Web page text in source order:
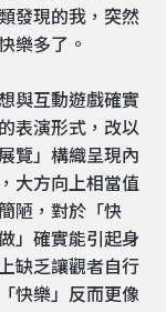
發現的我，突然
樂多了。
與互動遊戲確實
表演形式，改以
覽」構織呈現內
大方向上相當值
陋，對於「快
」確實能引起身
缺乏讓觀者自行
快樂」反而更像